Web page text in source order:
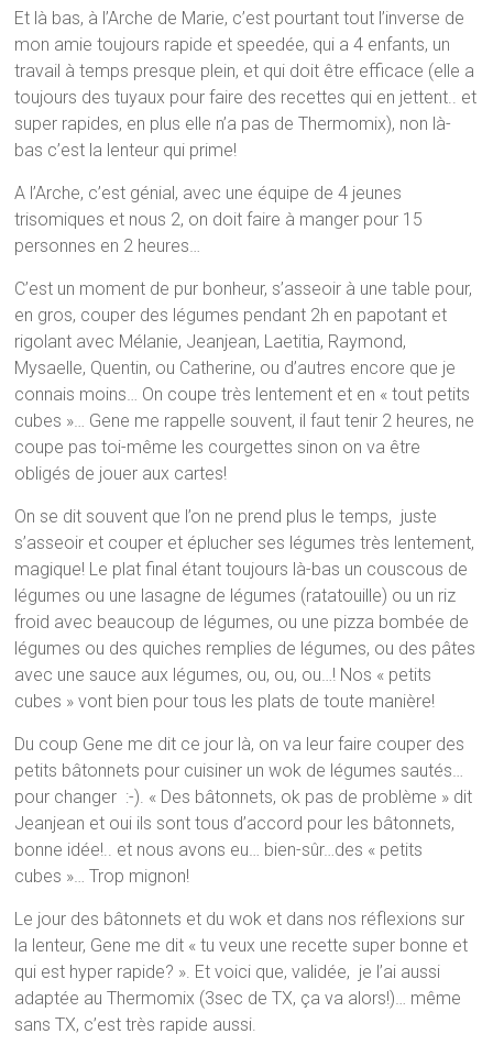
Et là bas, à l’Arche de Marie, c’est pourtant tout l’inverse de
mon amie toujours rapide et speedée, qui a 4 enfants, un
travail à temps presque plein, et qui doit être efficace (elle a
toujours des tuyaux pour faire des recettes qui en jettent.. et
super rapides, en plus elle n’a pas de Thermomix), non là-
bas c’est la lenteur qui prime!
A l’Arche, c’est génial, avec une équipe de 4 jeunes
trisomiques et nous 2, on doit faire à manger pour 15
personnes en 2 heures…
C’est un moment de pur bonheur, s’asseoir à une table pour,
en gros, couper des légumes pendant 2h en papotant et
rigolant avec Mélanie, Jeanjean, Laetitia, Raymond,
Mysaelle, Quentin, ou Catherine, ou d’autres encore que je
connais moins… On coupe très lentement et en « tout petits
cubes »… Gene me rappelle souvent, il faut tenir 2 heures, ne
coupe pas toi-même les courgettes sinon on va être
obligés de jouer aux cartes!
On se dit souvent que l’on ne prend plus le temps, juste
s’asseoir et couper et éplucher ses légumes très lentement,
magique! Le plat final étant toujours là-bas un couscous de
légumes ou une lasagne de légumes (ratatouille) ou un riz
froid avec beaucoup de légumes, ou une pizza bombée de
légumes ou des quiches remplies de légumes, ou des pâtes
avec une sauce aux légumes, ou, ou, ou…! Nos « petits
cubes » vont bien pour tous les plats de toute manière!
Du coup Gene me dit ce jour là, on va leur faire couper des
petits bâtonnets pour cuisiner un wok de légumes sautés…
pour changer :-). « Des bâtonnets, ok pas de problème » dit
Jeanjean et oui ils sont tous d’accord pour les bâtonnets,
bonne idée!.. et nous avons eu… bien-sûr…des « petits
cubes »… Trop mignon!
Le jour des bâtonnets et du wok et dans nos réflexions sur
la lenteur, Gene me dit « tu veux une recette super bonne et
qui est hyper rapide? ». Et voici que, validée, je l’ai aussi
adaptée au Thermomix (3sec de TX, ça va alors!)… même
sans TX, c’est très rapide aussi.